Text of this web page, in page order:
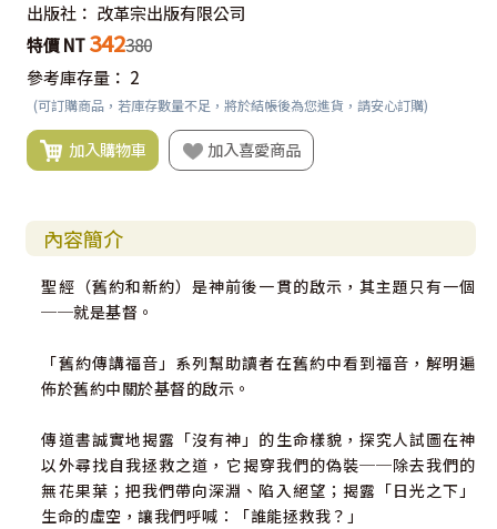
出版社： 改革宗出版有限公司
特價 NT 342380
參考庫存量： 2
(可訂購商品，若庫存數量不足，將於結帳後為您進貨，請安心訂購)
加入購物車 加入喜愛商品
內容簡介
聖經（舊約和新約）是神前後一貫的啟示，其主題只有一個
──就是基督。
「舊約傳講福音」系列幫助讀者在舊約中看到福音，解明遍
佈於舊約中關於基督的啟示。
傳道書誠實地揭露「沒有神」的生命樣貌，探究人試圖在神
以外尋找自我拯救之道，它揭穿我們的偽裝──除去我們的
無花果葉；把我們帶向深淵、陷入絕望；揭露「日光之下」
生命的虛空，讓我們呼喊：「誰能拯救我？」